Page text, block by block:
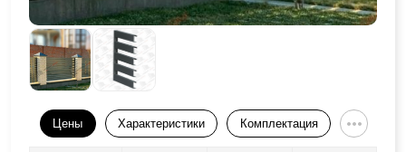
Цены Характеристики Комплектация